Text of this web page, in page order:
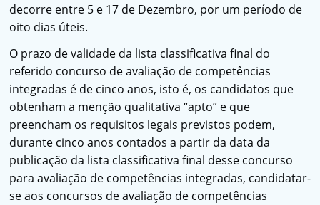
decorre entre 5 e 17 de Dezembro, por um período de
oito dias úteis.
O prazo de validade da lista classificativa final do
referido concurso de avaliação de competências
integradas é de cinco anos, isto é, os candidatos que
obtenham a menção qualitativa “apto” e que
preencham os requisitos legais previstos podem,
durante cinco anos contados a partir da data da
publicação da lista classificativa final desse concurso
para avaliação de competências integradas, candidatar-
se aos concursos de avaliação de competências